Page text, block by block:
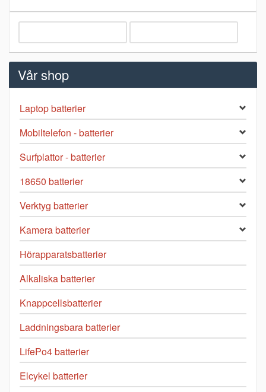
Vår shop
Laptop batterier
Mobiltelefon - batterier
Surfplattor - batterier
18650 batterier
Verktyg batterier
Kamera batterier
Hörapparatsbatterier
Alkaliska batterier
Knappcellsbatterier
Laddningsbara batterier
LifePo4 batterier
Elcykel batterier